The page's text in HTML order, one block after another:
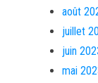
août
juillet
juin
mai